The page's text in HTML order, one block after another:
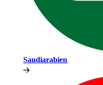
Saudiarabien​​